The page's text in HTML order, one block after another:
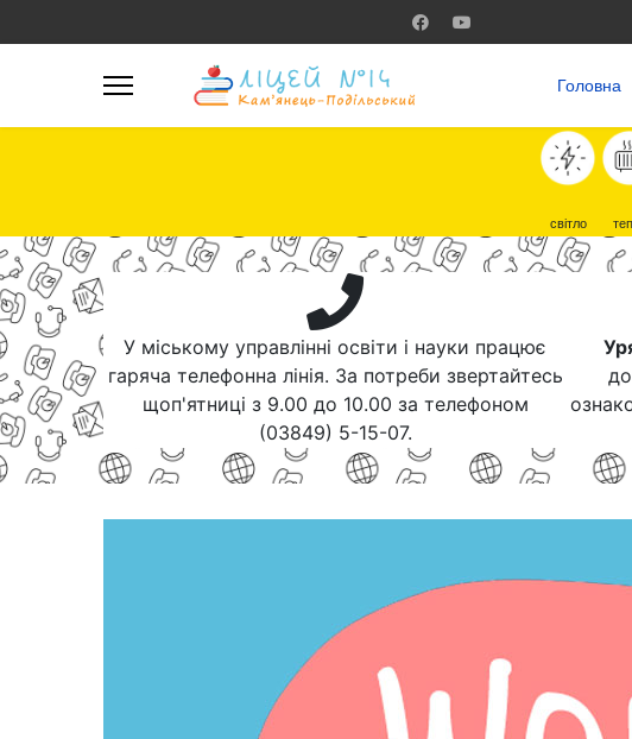
Головна
світло
У міському управлінні освіти і науки працює
гаряча телефонна лінія. За потреби звертайтесь
щоп'ятниці з 9.00 до 10.00 за телефоном
(03849) 5-15-07.